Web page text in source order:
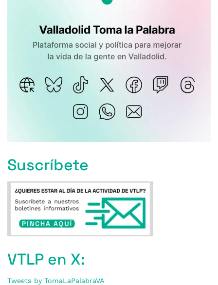
Suscríbete
VTLP en X:
Tweets by TomaLaPalabraVA